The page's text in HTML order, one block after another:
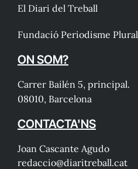
El Diari del Treball
Fundació Periodisme Plural
ON SOM?
Carrer Bailén 5, principal.
08010, Barcelona
CONTACTA'NS
Joan Cascante Agudo
redaccio@diaritreball.cat